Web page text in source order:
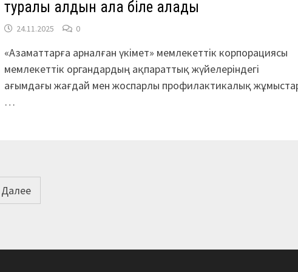
туралы алдын ала біле алады
24.11.2025 0
«Азаматтарға арналған үкімет» мемлекеттік корпорациясы
мемлекеттік органдардың ақпараттық жүйелеріндегі
ағымдағы жағдай мен жоспарлы профилактикалық
…
Далее